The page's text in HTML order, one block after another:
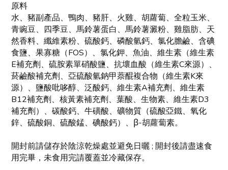
原料
水、豬副產品、鴨肉、豬肝、火雞、胡蘿蔔、全粒玉米、
青豌豆、四季豆、馬鈴薯蛋白、馬鈴薯澱粉、雞脂肪、天
然香料、纖維素粉、硫酸鈣、磷酸氫鈣、氯化膽鹼、含碘
食鹽、果寡糖（FOS）、氯化鉀、魚油、維生素（維生素
E補充劑、硫胺素單硝酸鹽、抗壞血酸（維生素C來源）、
菸鹼酸補充劑、亞硫酸氫鈉甲萘醌複合物（維生素K來
源）、鹽酸吡哆醇、泛酸鈣、維生素A補充劑、維生素
B12補充劑、核黃素補充劑、葉酸、生物素、維生素D3
補充劑）、碳酸鈣、牛磺酸、礦物質（硫酸亞鐵、氧化
鋅、硫酸銅、硫酸錳、碘酸鈣）、β-胡蘿蔔素。
開封前請儲存於陰涼乾燥處並避免日曬 ; 開封後請盡速食
用完畢，未食用完請覆蓋並冷藏保存。